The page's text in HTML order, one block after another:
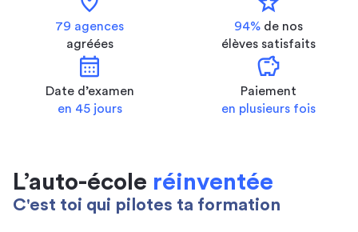
79 agences
agréées
94% de nos
élèves satisfaits
calendar_month
Date d’examen
en 45 jours
savings
Paiement
en plusieurs fois
L’auto-école réinventée
C'est toi qui pilotes ta formation